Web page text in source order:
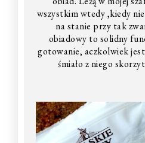
wszystkim wtedy ,kiedy
na stanie przy tak
obiadowy to solidny
gotowanie, aczkolwiek
śmiało z niego